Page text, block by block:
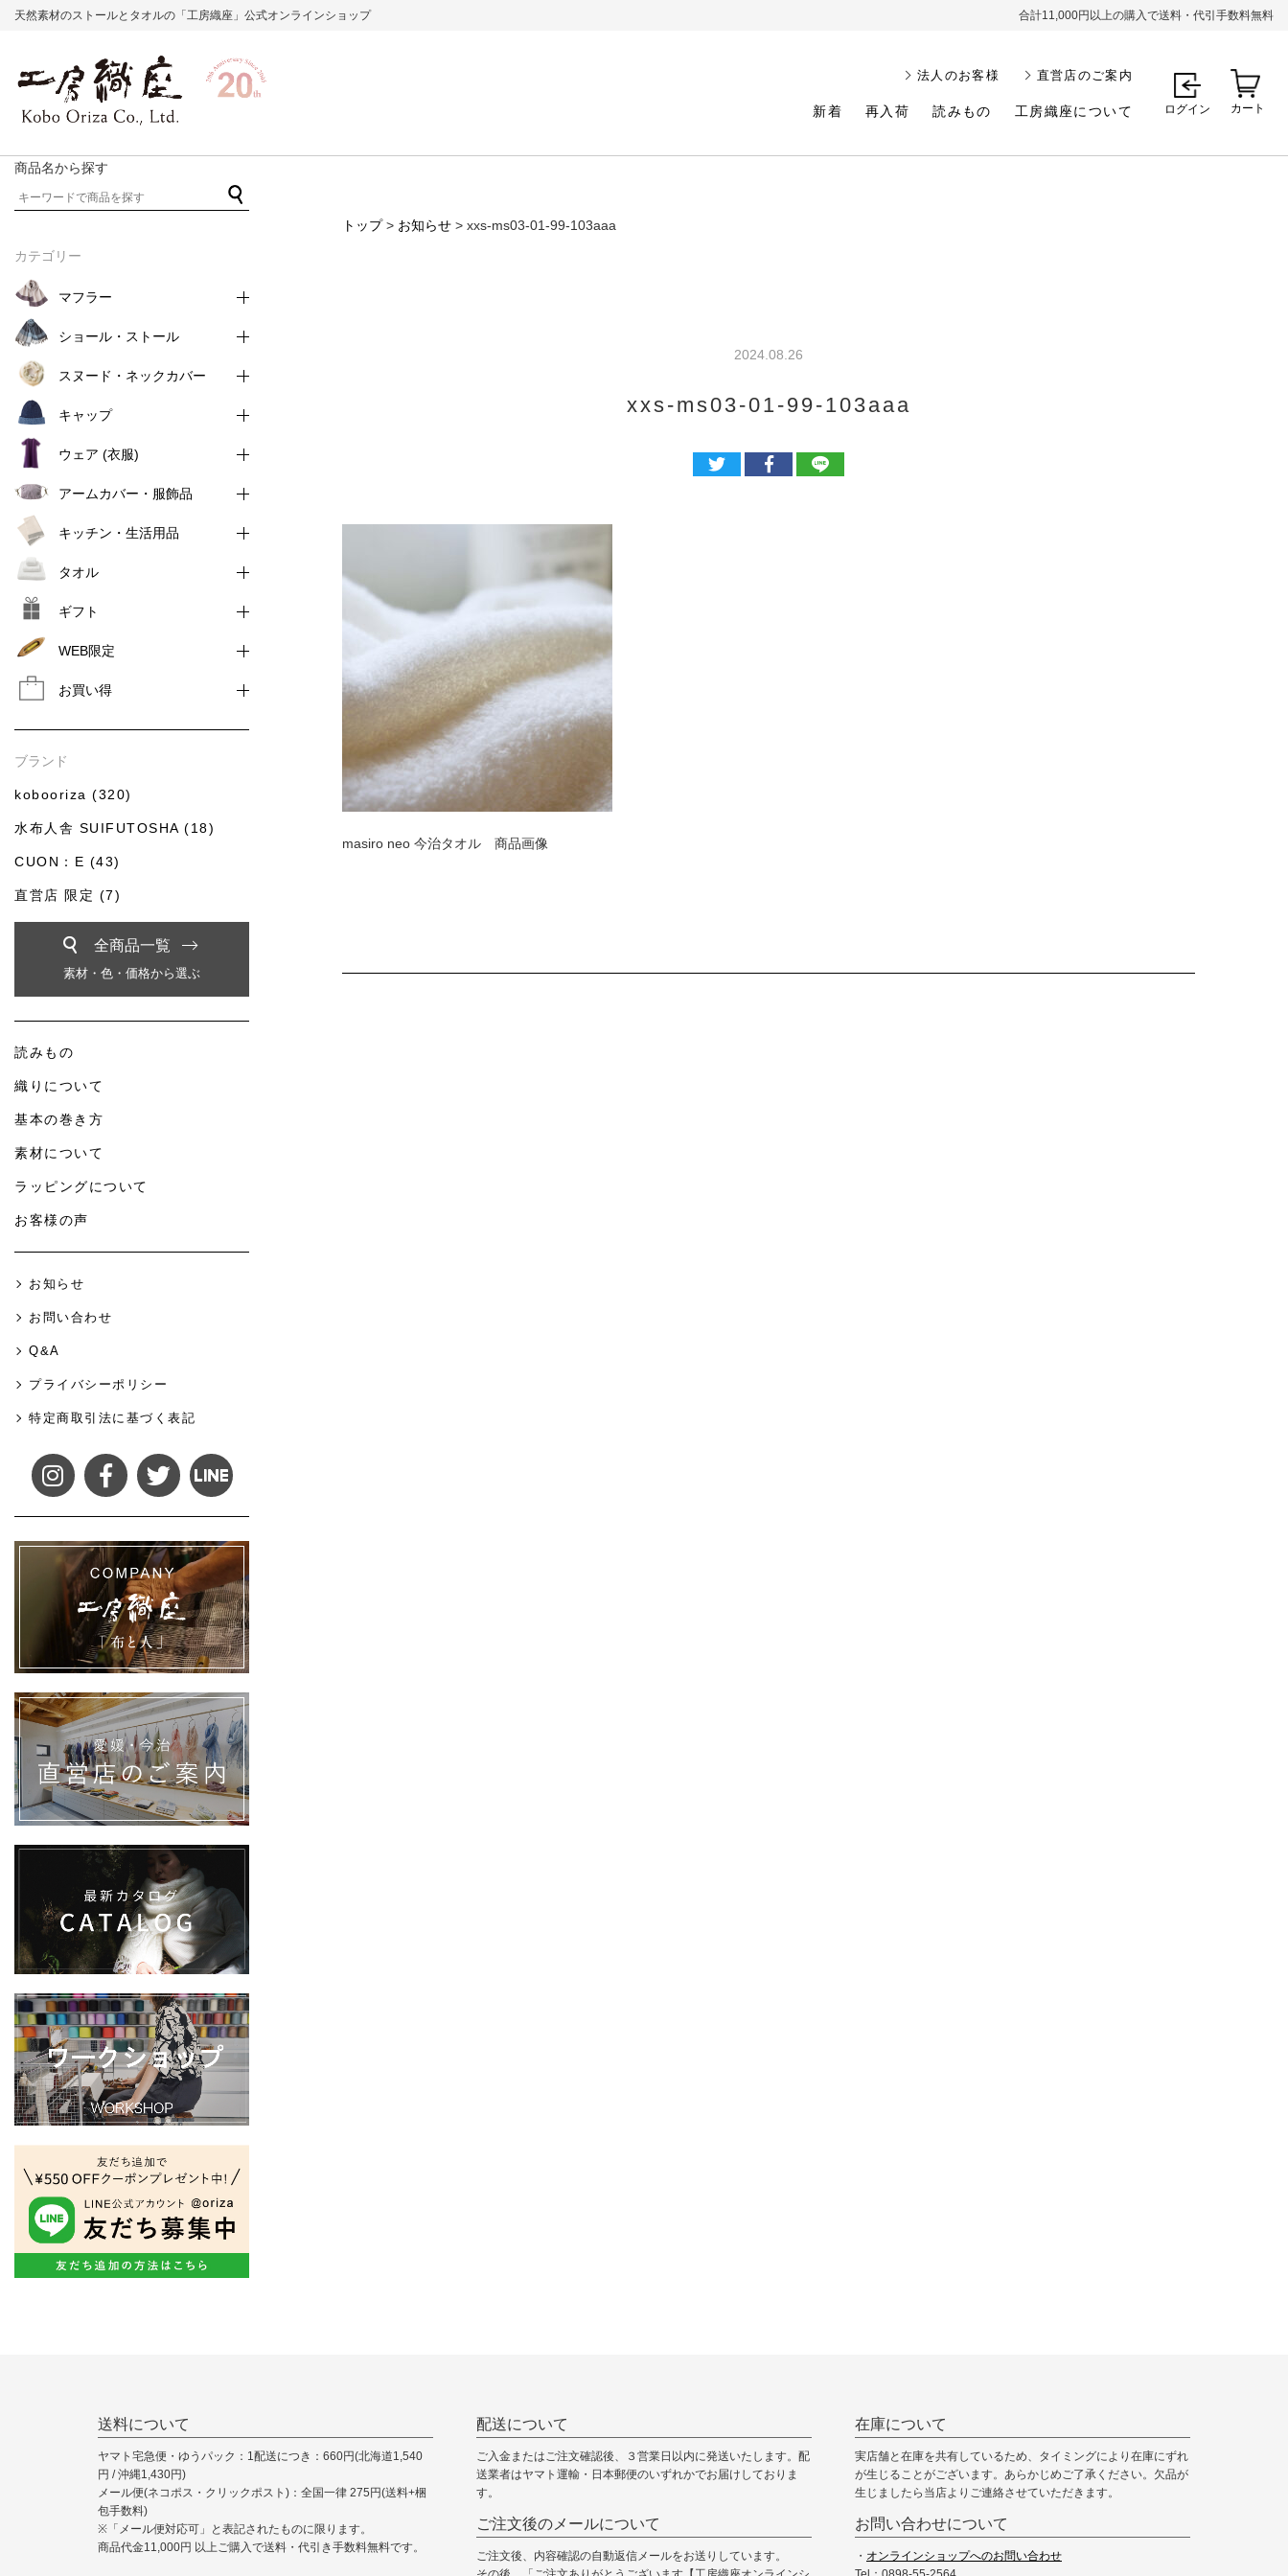
天然素材のストールとタオルの「工房織座」公式オンラインショップ 合計11,000円以上の購入で送料・代引手数料無料
新着 再入荷 読みもの 工房織座について
法人のお客様 直営店のご案内
ログイン カート
トップ> お知らせ > xxs-ms03-01-99-103aaa
2024.08.26
xxs-ms03-01-99-103aaa
masiro neo 今治タオル 商品画像
商品名から探す
カテゴリー
マフラー
ショール・ストール
スヌード・ネックカバー
キャップ
ウェア (衣服)
アームカバー・服飾品
キッチン・生活用品
タオル
ギフト
WEB限定
お買い得
ブランド
kobooriza (320)
水布人舎 SUIFUTOSHA (18)
CUON：E (43)
直営店 限定 (7)
全商品一覧
素材・色・価格から選ぶ
読みもの
織りについて
基本の巻き方
素材について
ラッピングについて
お客様の声
お知らせ
お問い合わせ
Q&A
プライバシーポリシー
特定商取引法に基づく表記
送料について
ヤマト宅急便・ゆうパック：1配送につき：660円(北海道1,540
円 / 沖縄1,430円)
メール便(ネコポス・クリックポスト)：全国一律 275円(送料+梱
包手数料)
※「メール便対応可」と表記されたものに限ります。
商品代金11,000円 以上ご購入で送料・代引き手数料無料です。
配送について
ご入金またはご注文確認後、３営業日以内に発送いたします。配
送業者はヤマト運輸・日本郵便のいずれかでお届けしておりま
す。
ご注文後のメールについて
ご注文後、内容確認の自動返信メールをお送りしています。
在庫について
実店舗と在庫を共有しているため、タイミングにより在庫にずれ
が生じることがございます。あらかじめご了承ください。欠品が
生じましたら当店よりご連絡させていただきます。
お問い合わせについて
・ オンラインショップへのお問い合わせ